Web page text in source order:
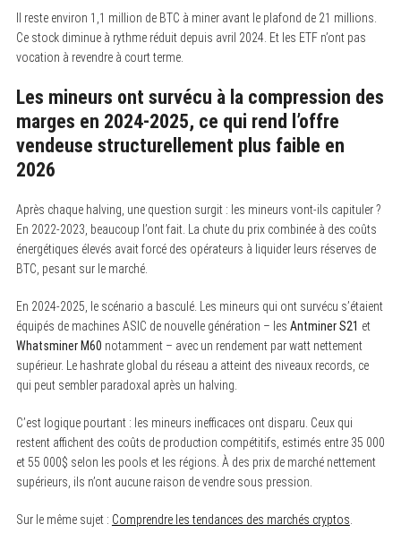
Il reste environ 1,1 million de BTC à miner avant le plafond de 21 millions.
Ce stock diminue à rythme réduit depuis avril 2024. Et les ETF n’ont pas
vocation à revendre à court terme.
Les mineurs ont survécu à la compression des
marges en 2024-2025, ce qui rend l’offre
vendeuse structurellement plus faible en
2026
Après chaque halving, une question surgit : les mineurs vont-ils capituler ?
En 2022-2023, beaucoup l’ont fait. La chute du prix combinée à des coûts
énergétiques élevés avait forcé des opérateurs à liquider leurs réserves de
BTC, pesant sur le marché.
En 2024-2025, le scénario a basculé. Les mineurs qui ont survécu s’étaient
équipés de machines ASIC de nouvelle génération – les Antminer S21 et
Whatsminer M60 notamment – avec un rendement par watt nettement
supérieur. Le hashrate global du réseau a atteint des niveaux records, ce
qui peut sembler paradoxal après un halving.
C’est logique pourtant : les mineurs inefficaces ont disparu. Ceux qui
restent affichent des coûts de production compétitifs, estimés entre 35 000
et 55 000$ selon les pools et les régions. À des prix de marché nettement
supérieurs, ils n’ont aucune raison de vendre sous pression.
Sur le même sujet : Comprendre les tendances des marchés cryptos
r
h
f
o